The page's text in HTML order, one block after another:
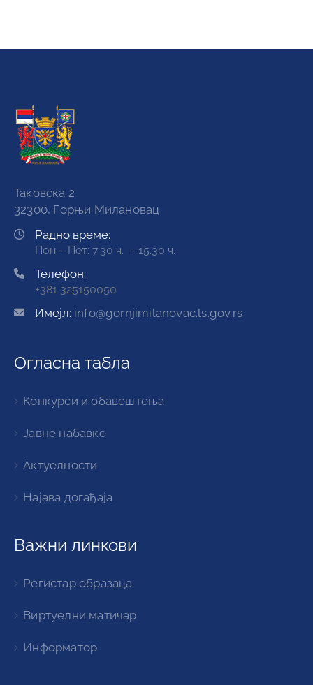
Таковска 2
32300, Горњи Милановац
Радно време:
Пон – Пет: 7.30 ч. – 15.30 ч.
Телефон:
+381 325150050
Имејл: info@gornjimilanovac.ls.gov.rs
Огласна табла
Конкурси и обавештења
Јавне набавке
Актуелности
Најава догађаја
Важни линкови
Регистар образаца
Виртуелни матичар
Информатор